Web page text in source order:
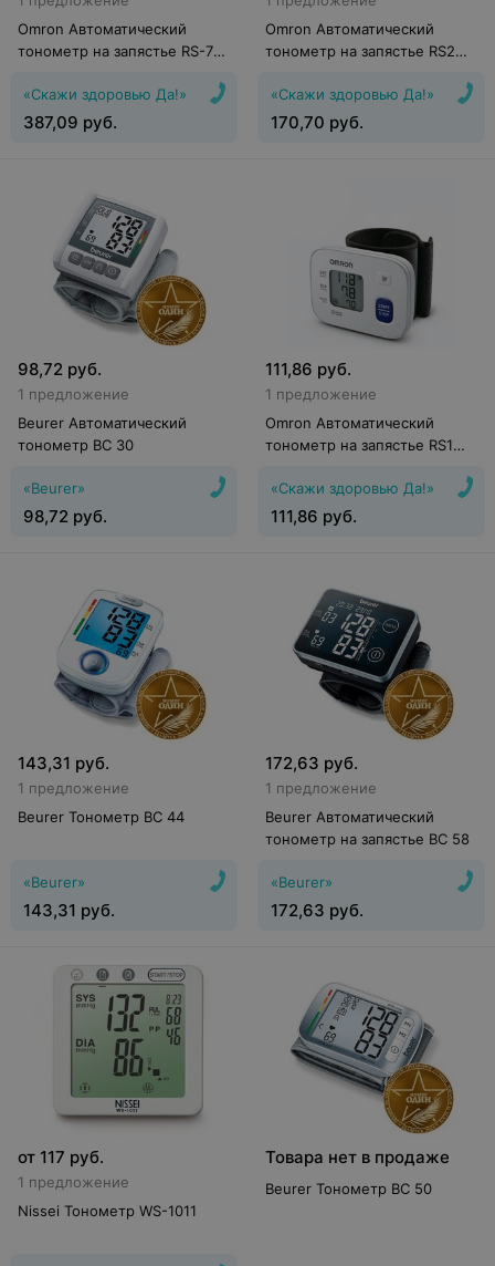
Omron Автоматический
тонометр на запястье RS-7
«Скажи здоровью Да!»
387,09 руб.
Omron Автоматический
тонометр на запястье RS2
«Скажи здоровью Да!»
170,70 руб.
98,72 руб.
1 предложение
Beurer Автоматический
тонометр BC 30
«Beurer»
98,72 руб.
111,86 руб.
1 предложение
Omron Автоматический
тонометр на запястье RS1
«Скажи здоровью Да!»
111,86 руб.
143,31 руб.
1 предложение
Beurer Тонометр BC 44
«Beurer»
143,31 руб.
172,63 руб.
1 предложение
Beurer Автоматический
тонометр на запястье BC 58
«Beurer»
172,63 руб.
от 117 руб.
1 предложение
Nissei Тонометр WS-1011
Товара нет в продаже
Beurer Тонометр BC 50